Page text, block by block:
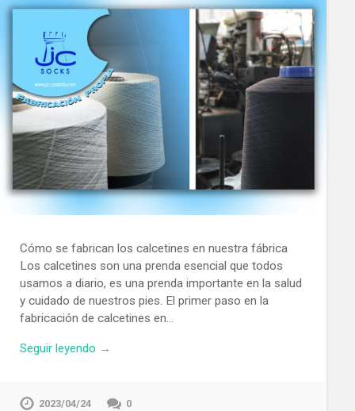
Cómo se fabrican los calcetines en nuestra fábrica
Los calcetines son una prenda esencial que todos
usamos a diario, es una prenda importante en la salud
y cuidado de nuestros pies. El primer paso en la
fabricación de calcetines en…
Seguir leyendo →
2023/04/24 0